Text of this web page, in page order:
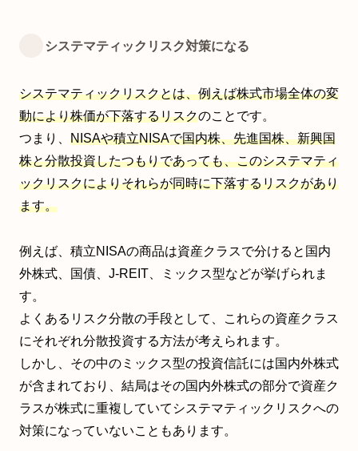
システマティックリスク対策になる
システマティックリスクとは、例えば株式市場全体の変
動により株価が下落するリスクのことです。
つまり、 NISAや積立NISAで国内株、先進国株、新興国
株と分散投資したつもりであっても、このシステマティ
ックリスクによりそれらが同時に下落するリスクがあり
ます。
例えば、積立NISAの商品は資産クラスで分けると国内
外株式、国債、J-REIT、ミックス型などが挙げられま
す。
よくあるリスク分散の手段として、これらの資産クラス
にそれぞれ分散投資する方法が考えられます。
しかし、その中のミックス型の投資信託には国内外株式
が含まれており、結局はその国内外株式の部分で資産ク
ラスが株式に重複していてシステマティックリスクへの
対策になっていないこともあります。